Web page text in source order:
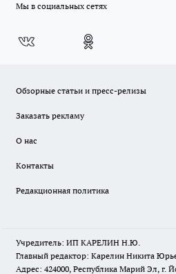
Мы в социальных сетях
Обзорные статьи и пресс-релизы
Заказать рекламу
О нас
Контакты
Редакционная политика
Учредитель: ИП КАРЕЛИН Н.Ю.
Главный редактор: Карелин Никита
Адрес: 424000, Республика Марий Эл, г.